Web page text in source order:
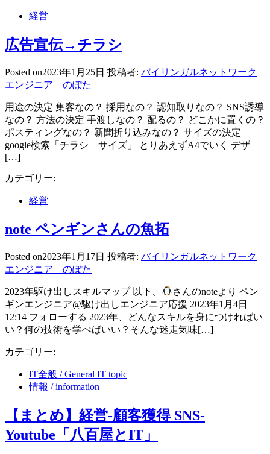
経営
広告宣伝→チラシ
Posted on2023年1月25日 投稿者: バイリンガルネットワーク
エンジニア のぽた
用途の決定 集客なの？ 採用なの？ 認知取りなの？ SNS誘導
なの？ 方法の決定 手渡しなの？ 配るの？ どこかに置くの？
ポスティングなの？ 新聞折り込みなの？ サイズの決定
google検索「チラシ サイズ」 とりあえずA4でいく デザ
[…]
カテゴリー:
経営
note ペンギンさんの魚拓
Posted on2023年1月17日 投稿者: バイリンガルネットワーク
エンジニア のぽた
2023年駆け出しスキルマップ 以下、
さんのnoteより ペン
ギンエンジニア@駆け出しエンジニア応援 2023年1月4日
12:14 フォローする 2023年、どんなスキルを身につければい
い？何の技術を学べばいい？そんな迷走気味[…]
カテゴリー:
IT全般 / General IT topic
情報 / information
【まとめ】経営-顧客獲得 SNS-
Youtube「八百屋とIT」